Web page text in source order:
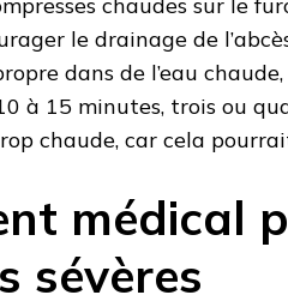
chaudes sur le
le drainage de
dans de l’eau
à 15 minutes, trois ou
chaude, car cela
médical
sévères